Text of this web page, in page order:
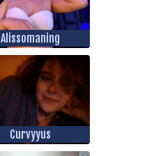
Alissomaning
Curvyyus